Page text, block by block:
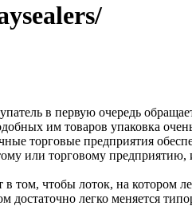
в первую очередь
им товаров упаковка
торговые предприятия
или торговому предприятию,
в том, чтобы лоток, на
легко меняется